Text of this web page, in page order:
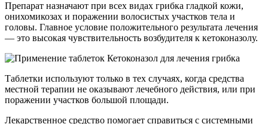
Препарат назначают при всех видах грибка гладкой кожи,
онихомикозах и поражении волосистых участков тела и
головы. Главное условие положительного результата лечения
— это высокая чувствительность возбудителя к кетоконазолу.
Таблетки используют только в тех случаях, когда средства
местной терапии не оказывают лечебного действия, или при
поражении участков большой площади.
Лекарственное средство помогает справиться с системными